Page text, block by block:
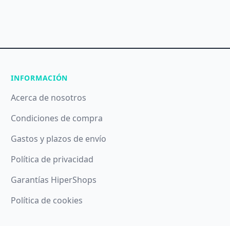
INFORMACIÓN
Acerca de nosotros
Condiciones de compra
Gastos y plazos de envío
Política de privacidad
Garantías HiperShops
Política de cookies